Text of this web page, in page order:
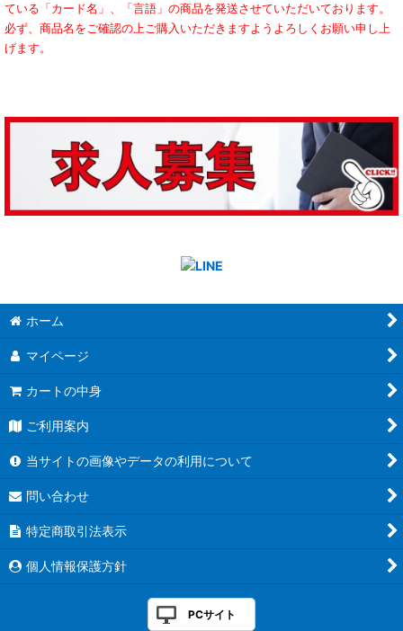
ている「カード名」、「言語」の商品を発送させていただいております。
必ず、商品名をご確認の上ご購入いただきますようよろしくお願い申し上
げます。
ホーム
マイページ
カートの中身
ご利用案内
当サイトの画像やデータの利用について
問い合わせ
特定商取引法表示
個人情報保護方針
PCサイト